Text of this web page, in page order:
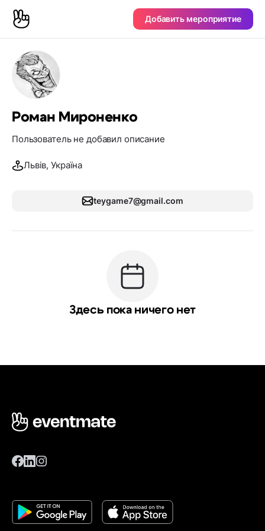
Добавить мероприятие
Роман Мироненко
Пользователь не добавил описание
Львів, Україна
teygame7@gmail.com
Здесь пока ничего нет